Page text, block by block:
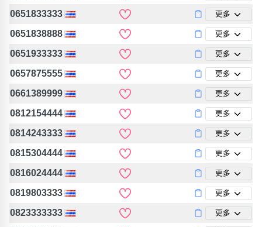
0651833333 更多
0651838888 更多
0651933333 更多
0657875555 更多
0661389999 更多
0812154444 更多
0814243333 更多
0815304444 更多
0816024444 更多
0819803333 更多
0823333333 更多